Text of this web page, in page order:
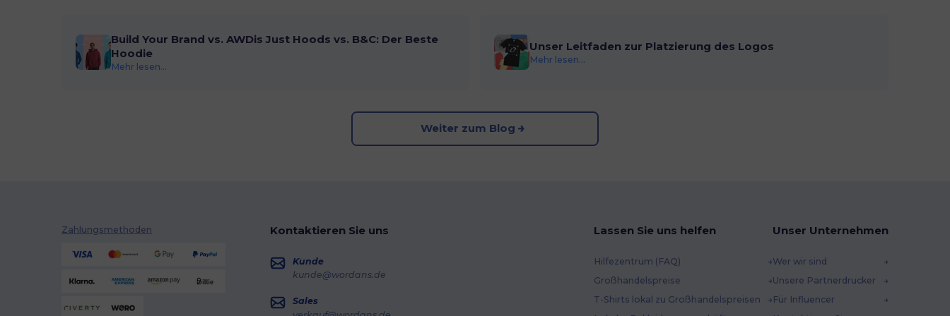
Build Your Brand vs. AWDis Just Hoods vs. B&C: Der Beste
Hoodie
Mehr lesen...
Unser Leitfaden zur Platzierung des Logos
Mehr lesen...
Weiter zum Blog
Zahlungsmethoden Kontaktieren Sie uns
Kunde
kunde@wordans.de
Sales
Lassen Sie uns helfen
Hilfezentrum (FAQ)
Großhandelspreise
T-Shirts lokal zu Großhandelspreisen
Unser Unternehmen
Wer wir sind
Unsere Partnerdrucker
Für Influencer